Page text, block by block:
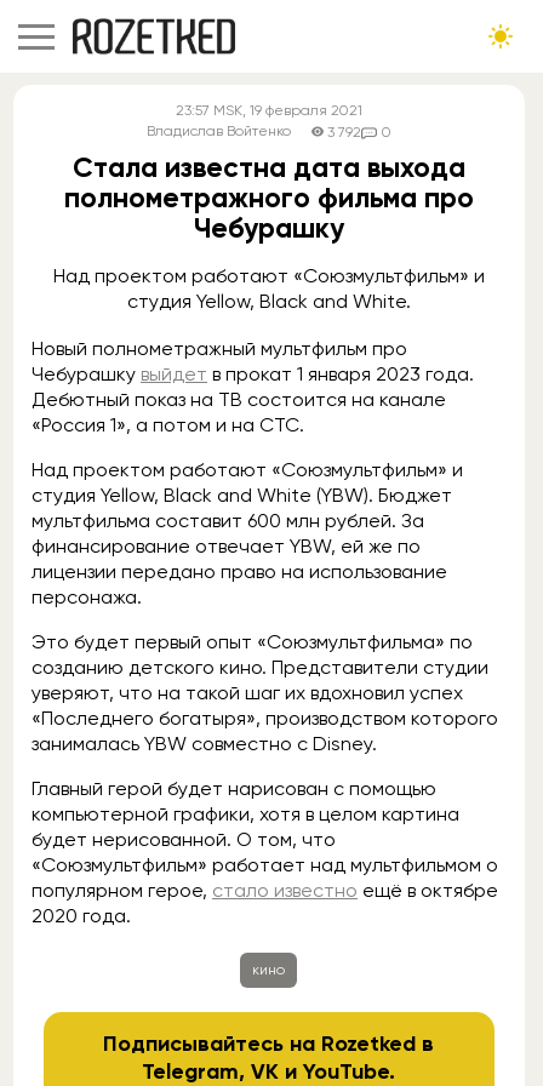
23:57 MSK, 19 февраля 2021
Владислав Войтенко
3 792 0
Стала известна дата выхода
полнометражного фильма про
Чебурашку
Над проектом работают «Союзмультфильм» и
студия Yellow, Black and White.
Новый полнометражный мультфильм про
Чебурашку выйдет в прокат 1 января 2023 года.
Дебютный показ на ТВ состоится на канале
«Россия 1», а потом и на СТС.
Над проектом работают «Союзмультфильм» и
студия Yellow, Black and White (YBW). Бюджет
мультфильма составит 600 млн рублей. За
финансирование отвечает YBW, ей же по
лицензии передано право на использование
персонажа.
Это будет первый опыт «Союзмультфильма» по
созданию детского кино. Представители студии
уверяют, что на такой шаг их вдохновил успех
«Последнего богатыря», производством которого
занималась YBW совместно с Disney.
Главный герой будет нарисован с помощью
компьютерной графики, хотя в целом картина
будет нерисованной. О том, что
«Союзмультфильм» работает над мультфильмом о
популярном герое, стало известно ещё в октябре
2020 года.
кино
Подписывайтесь на Rozetked в
Telegram,VK иYouTube.